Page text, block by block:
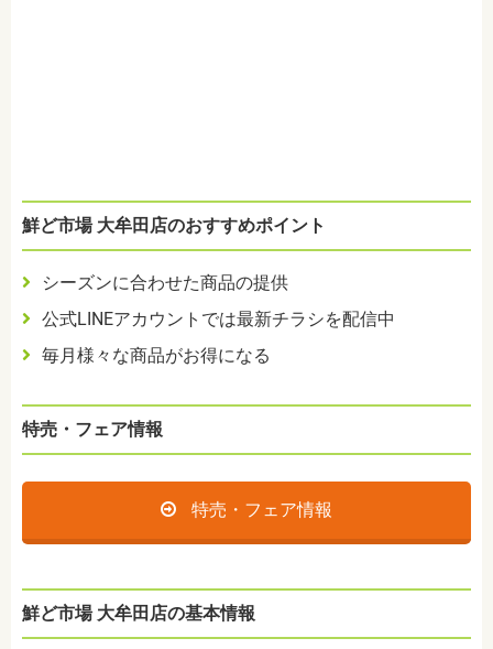
鮮ど市場 大牟田店のおすすめポイント
シーズンに合わせた商品の提供
公式LINEアカウントでは最新チラシを配信中
毎月様々な商品がお得になる
特売・フェア情報
特売・フェア情報
鮮ど市場 大牟田店の基本情報